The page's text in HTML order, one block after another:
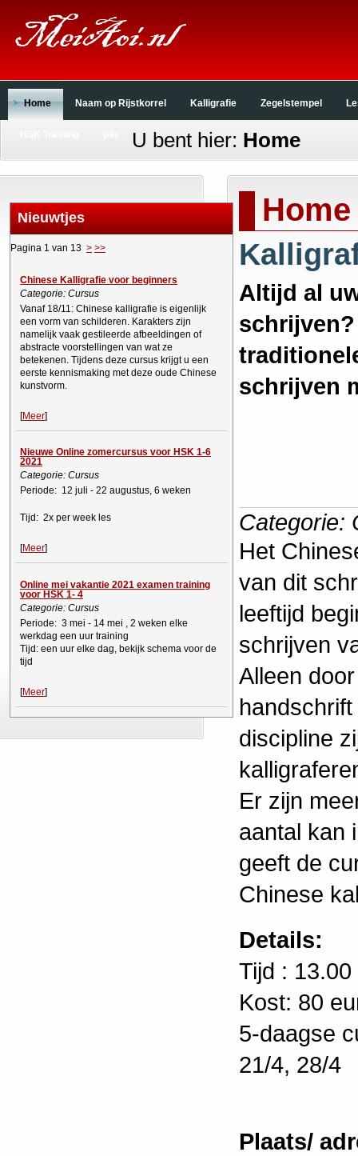
Home Naam op Rijstkorrel Kalligrafie Zegelstempel
U bent hier: Home
Nieuwtjes
Pagina 1 van 13 > >>
Chinese Kalligrafie voor beginners
Categorie: Cursus
Vanaf 18/11: Chinese kalligrafie is eigenlijk
een vorm van schilderen. Karakters zijn
namelijk vaak gestileerde afbeeldingen of
abstracte voorstellingen van wat ze
betekenen. Tijdens deze cursus krijgt u een
eerste kennismaking met deze oude Chinese
kunstvorm.
[Meer]
Nieuwe Online zomercursus voor HSK 1-6
2021
Categorie: Cursus
Periode: 12 juli - 22 augustus, 6 weken
Tijd: 2x per week les
[Meer]
Online mei vakantie 2021 examen training
voor HSK 1- 4
Categorie: Cursus
Periode: 3 mei - 14 mei , 2 weken elke
werkdag een uur training
Tijd: een uur elke dag, bekijk schema voor de
tijd
[Meer]
Home
Altijd al
schrijven
Categorie:
Het
van dit
leeftijd
schrijven
Alleen
discipline
Er zijn
aantal kan
geeft de
Chinese
Details:
Tijd :
Kost: 80
5-daagse
21/4, 28/4
Plaats/